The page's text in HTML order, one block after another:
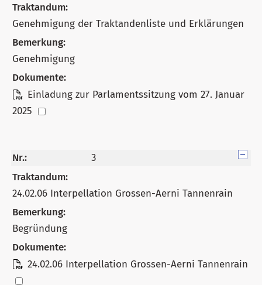
Traktandum:
Genehmigung der Traktandenliste und Erklärungen
Bemerkung:
Genehmigung
Dokumente:
Einladung zur Parlamentssitzung vom 27. Januar
2025
Nr.:
3
Traktandum:
24.02.06 Interpellation Grossen-Aerni Tannenrain
Bemerkung:
Begründung
Dokumente:
24.02.06 Interpellation Grossen-Aerni Tannenrain